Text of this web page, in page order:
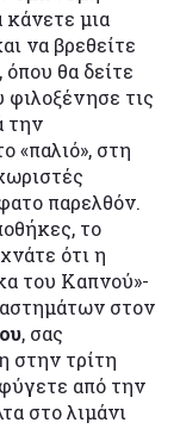
κάνετε μια
να βρεθείτε
θα δείτε
φιλοξένησε τις
την
«παλιό», στη
παρελθόν.
το
ότι η
του Καπνού»-
στον
, σας
στην τρίτη
από την
στο λιμάνι